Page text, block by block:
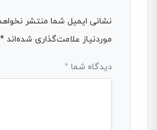
نشانی ایمیل شما منتشر
موردنیاز علامت‌گذاری شده‌اند *
دیدگاه شما *